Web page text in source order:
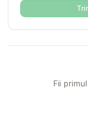
Fii